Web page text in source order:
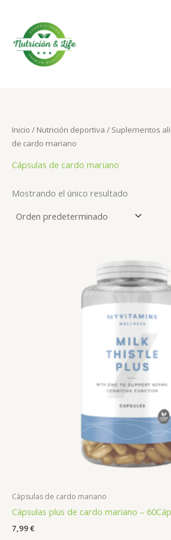
contenido
s
o
r
:
Inicio / Nutrición deportiva / Suplementos
de cardo mariano
Cápsulas de cardo mariano
Mostrando el único resultado
Cápsulas de cardo mariano
Cápsulas plus de cardo mariano –
7,99€